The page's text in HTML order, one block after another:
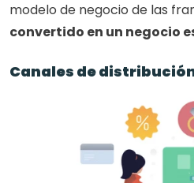
modelo de negocio de las
convertido en un negocio
Canales de